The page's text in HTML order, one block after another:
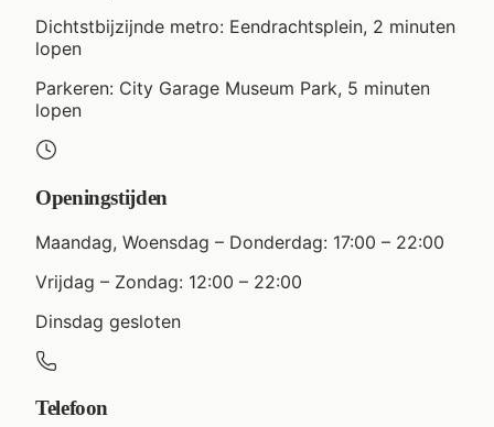
Dichtstbijzijnde metro: Eendrachtsplein, 2 minuten
lopen
Parkeren: City Garage Museum Park, 5 minuten
lopen
Openingstijden
Maandag, Woensdag – Donderdag: 17:00 – 22:00
Vrijdag – Zondag: 12:00 – 22:00
Dinsdag gesloten
Telefoon